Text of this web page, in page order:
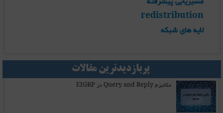
redistribution
لایه های شبکه
پربازدیدترین مقالات
مکانیزم Query and Reply در EIGRP